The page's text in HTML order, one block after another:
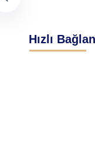
Hızlı